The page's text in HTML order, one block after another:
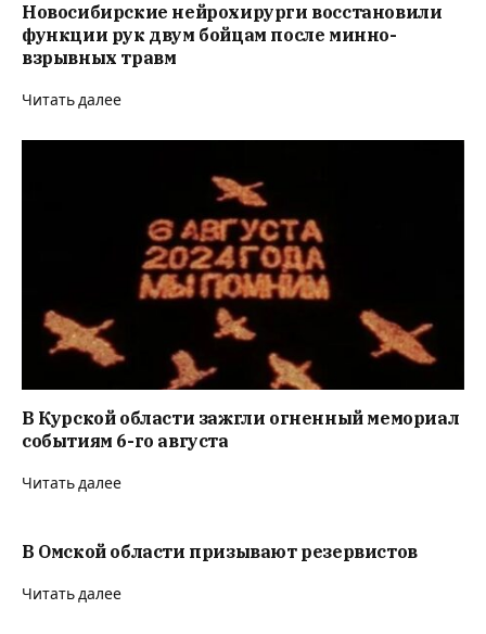
Новосибирские нейрохирурги восстановили
функции рук двум бойцам после минно-
взрывных травм
Читать далее
В Курской области зажгли огненный мемориал
событиям 6-го августа
Читать далее
В Омской области призывают резервистов
Читать далее